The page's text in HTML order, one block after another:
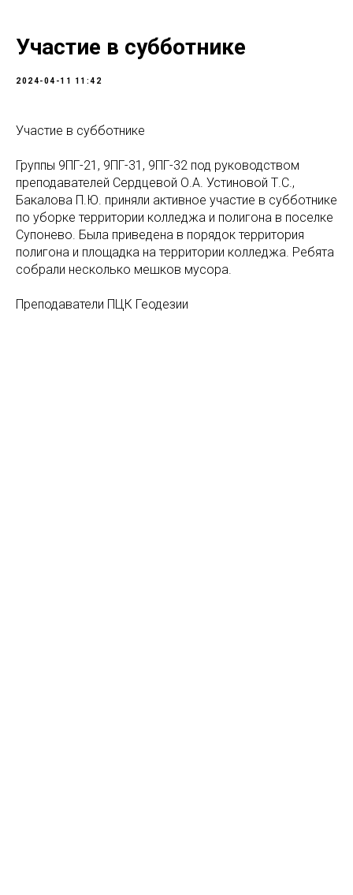
Участие в субботнике
2024-04-11 11:42
Участие в субботнике
Группы 9ПГ-21, 9ПГ-31, 9ПГ-32 под руководством
преподавателей Сердцевой О.А. Устиновой Т.С.,
Бакалова П.Ю. приняли активное участие в субботнике
по уборке территории колледжа и полигона в поселке
Супонево. Была приведена в порядок территория
полигона и площадка на территории колледжа. Ребята
собрали несколько мешков мусора.
Преподаватели ПЦК Геодезии